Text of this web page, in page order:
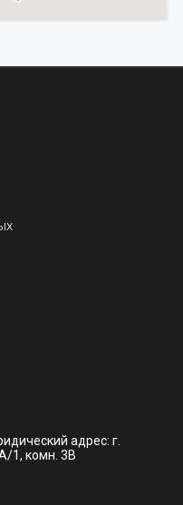
адрес: г.
1, комн. 3В